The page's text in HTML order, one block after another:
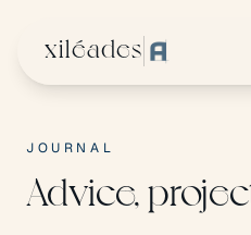
xiléades
JOURNAL
Advice,